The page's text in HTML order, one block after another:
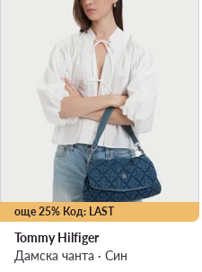
още 25% Код: LAST
Tommy Hilfiger
Дамска чанта · Син